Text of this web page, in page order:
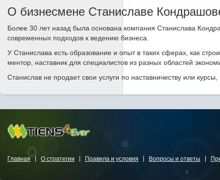
О бизнесмене Станиславе
Более 30 лет назад была основана компания Станислава
современных подходов к ведению бизнеса.
У Станислава есть образование и опыт в таких сферах, как
ментор, наставник для специалистов из разных областей
Станислав не продает свои услуги по наставничеству или
Главная О стратегии Правила и условия Вопросы и ответы